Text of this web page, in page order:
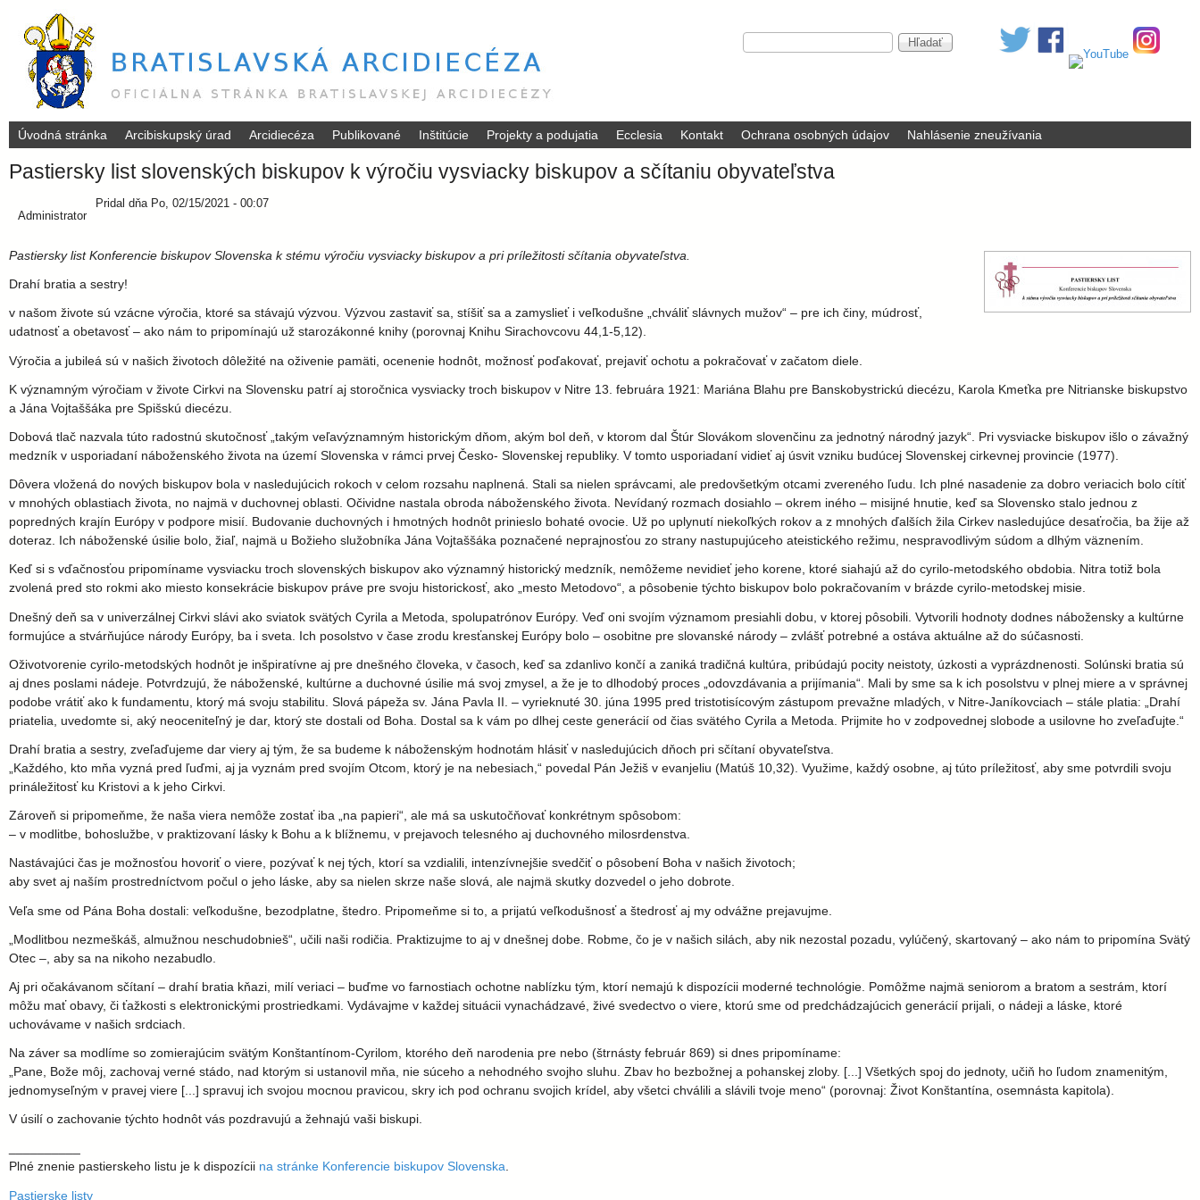
hlavný
obsah
B
t
i
s
l
a
v
s
k
á
a
r
c
i
d
i
e
c
é
z
a
V
y
d
á
v
a
n
H
ľ
ť
Úvodná stránka Arcibiskupský úrad Arcidiecéza Publikované Inštitúcie Projekty a podujatia Ecclesia Kontakt Ochrana osobných údajov Nahlásenie zneužívania
Pastiersky list slovenských biskupov k výročiu vysviacky biskupov a sčítaniu obyvateľstva
Pridal
Administrator
dňa Po, 02/15/2021 - 00:07
Pastiersky list Konferencie biskupov Slovenska k stému výročiu vysviacky biskupov a pri príležitosti sčítania obyvateľstva.
Drahí bratia a sestry!
v našom živote sú vzácne výročia, ktoré sa stávajú výzvou. Výzvou zastaviť sa, stíšiť sa a zamyslieť i veľkodušne „chváliť slávnych mužov“ – pre ich činy, múdrosť,
udatnosť a obetavosť – ako nám to pripomínajú už starozákonné knihy (porovnaj Knihu Sirachovcovu 44,1-5,12).
Výročia a jubileá sú v našich životoch dôležité na oživenie pamäti, ocenenie hodnôt, možnosť poďakovať, prejaviť ochotu a pokračovať v začatom diele.
K významným výročiam v živote Cirkvi na Slovensku patrí aj storočnica vysviacky troch biskupov v Nitre 13. februára 1921: Mariána Blahu pre Banskobystrickú diecézu, Karola Kmeťka pre Nitrianske biskupstvo
a Jána Vojtaššáka pre Spišskú diecézu.
Dobová tlač nazvala túto radostnú skutočnosť „takým veľavýznamným historickým dňom, akým bol deň, v ktorom dal Štúr Slovákom slovenčinu za jednotný národný jazyk“. Pri vysviacke biskupov išlo o závažný
medzník v usporiadaní náboženského života na území Slovenska v rámci prvej Česko- Slovenskej republiky. V tomto usporiadaní vidieť aj úsvit vzniku budúcej Slovenskej cirkevnej provincie (1977).
Dôvera vložená do nových biskupov bola v nasledujúcich rokoch v celom rozsahu naplnená. Stali sa nielen správcami, ale predovšetkým otcami zvereného ľudu. Ich plné nasadenie za dobro veriacich bolo cítiť
v mnohých oblastiach života, no najmä v duchovnej oblasti. Očividne nastala obroda náboženského života. Nevídaný rozmach dosiahlo – okrem iného – misijné hnutie, keď sa Slovensko stalo jednou z
popredných krajín Európy v podpore misií. Budovanie duchovných i hmotných hodnôt prinieslo bohaté ovocie. Už po uplynutí niekoľkých rokov a z mnohých ďalších žila Cirkev nasledujúce desaťročia, ba žije až
doteraz. Ich náboženské úsilie bolo, žiaľ, najmä u Božieho služobníka Jána Vojtaššáka poznačené neprajnosťou zo strany nastupujúceho ateistického režimu, nespravodlivým súdom a dlhým väznením.
Keď si s vďačnosťou pripomíname vysviacku troch slovenských biskupov ako významný historický medzník, nemôžeme nevidieť jeho korene, ktoré siahajú až do cyrilo-metodského obdobia. Nitra totiž bola
zvolená pred sto rokmi ako miesto konsekrácie biskupov práve pre svoju historickosť, ako „mesto Metodovo“, a pôsobenie týchto biskupov bolo pokračovaním v brázde cyrilo-metodskej misie.
Dnešný deň sa v univerzálnej Cirkvi slávi ako sviatok svätých Cyrila a Metoda, spolupatrónov Európy. Veď oni svojím významom presiahli dobu, v ktorej pôsobili. Vytvorili hodnoty dodnes nábožensky a kultúrne
formujúce a stvárňujúce národy Európy, ba i sveta. Ich posolstvo v čase zrodu kresťanskej Európy bolo – osobitne pre slovanské národy – zvlášť potrebné a ostáva aktuálne až do súčasnosti.
Oživotvorenie cyrilo-metodských hodnôt je inšpiratívne aj pre dnešného človeka, v časoch, keď sa zdanlivo končí a zaniká tradičná kultúra, pribúdajú pocity neistoty, úzkosti a vyprázdnenosti. Solúnski bratia sú
aj dnes poslami nádeje. Potvrdzujú, že náboženské, kultúrne a duchovné úsilie má svoj zmysel, a že je to dlhodobý proces „odovzdávania a prijímania“. Mali by sme sa k ich posolstvu v plnej miere a v správnej
podobe vrátiť ako k fundamentu, ktorý má svoju stabilitu. Slová pápeža sv. Jána Pavla II. – vyrieknuté 30. júna 1995 pred tristotisícovým zástupom prevažne mladých, v Nitre-Janíkovciach – stále platia: „Drahí
priatelia, uvedomte si, aký neoceniteľný je dar, ktorý ste dostali od Boha. Dostal sa k vám po dlhej ceste generácií od čias svätého Cyrila a Metoda. Prijmite ho v zodpovednej slobode a usilovne ho zveľaďujte.“
Drahí bratia a sestry, zveľaďujeme dar viery aj tým, že sa budeme k náboženským hodnotám hlásiť v nasledujúcich dňoch pri sčítaní obyvateľstva.
„Každého, kto mňa vyzná pred ľuďmi, aj ja vyznám pred svojím Otcom, ktorý je na nebesiach,“ povedal Pán Ježiš v evanjeliu (Matúš 10,32). Využime, každý osobne, aj túto príležitosť, aby sme potvrdili svoju
prináležitosť ku Kristovi a k jeho Cirkvi.
Zároveň si pripomeňme, že naša viera nemôže zostať iba „na papieri“, ale má sa uskutočňovať konkrétnym spôsobom:
– v modlitbe, bohoslužbe, v praktizovaní lásky k Bohu a k blížnemu, v prejavoch telesného aj duchovného milosrdenstva.
Nastávajúci čas je možnosťou hovoriť o viere, pozývať k nej tých, ktorí sa vzdialili, intenzívnejšie svedčiť o pôsobení Boha v našich životoch;
aby svet aj naším prostredníctvom počul o jeho láske, aby sa nielen skrze naše slová, ale najmä skutky dozvedel o jeho dobrote.
Veľa sme od Pána Boha dostali: veľkodušne, bezodplatne, štedro. Pripomeňme si to, a prijatú veľkodušnosť a štedrosť aj my odvážne prejavujme.
„Modlitbou nezmeškáš, almužnou neschudobnieš“, učili naši rodičia. Praktizujme to aj v dnešnej dobe. Robme, čo je v našich silách, aby nik nezostal pozadu, vylúčený, skartovaný – ako nám to pripomína Svätý
Otec –, aby sa na nikoho nezabudlo.
Aj pri očakávanom sčítaní – drahí bratia kňazi, milí veriaci – buďme vo farnostiach ochotne nablízku tým, ktorí nemajú k dispozícii moderné technológie. Pomôžme najmä seniorom a bratom a sestrám, ktorí
môžu mať obavy, či ťažkosti s elektronickými prostriedkami. Vydávajme v každej situácii vynachádzavé, živé svedectvo o viere, ktorú sme od predchádzajúcich generácií prijali, o nádeji a láske, ktoré
uchovávame v našich srdciach.
Na záver sa modlíme so zomierajúcim svätým Konštantínom-Cyrilom, ktorého deň narodenia pre nebo (štrnásty február 869) si dnes pripomíname:
„Pane, Bože môj, zachovaj verné stádo, nad ktorým si ustanovil mňa, nie súceho a nehodného svojho sluhu. Zbav ho bezbožnej a pohanskej zloby. [...] Všetkých spoj do jednoty, učiň ho ľudom znamenitým,
jednomyseľným v pravej viere [...] spravuj ich svojou mocnou pravicou, skry ich pod ochranu svojich krídel, aby všetci chválili a slávili tvoje meno“ (porovnaj: Život Konštantína, osemnásta kapitola).
V úsilí o zachovanie týchto hodnôt vás pozdravujú a žehnajú vaši biskupi.
Plné znenie pastierskeho listu je k dispozícii na stránke Konferencie biskupov Slovenska.
Pastierske listy